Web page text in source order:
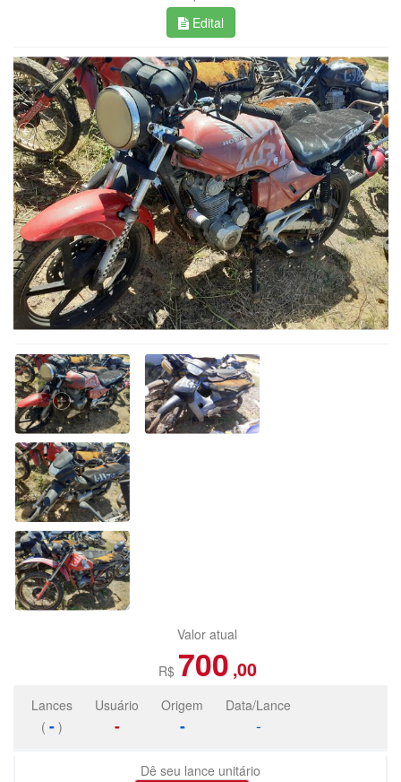
Edital
Valor atual
R$ 700 ,00
Lances
( - )
Usuário
-
Origem
-
Data/Lance
-
Dê seu lance unitário